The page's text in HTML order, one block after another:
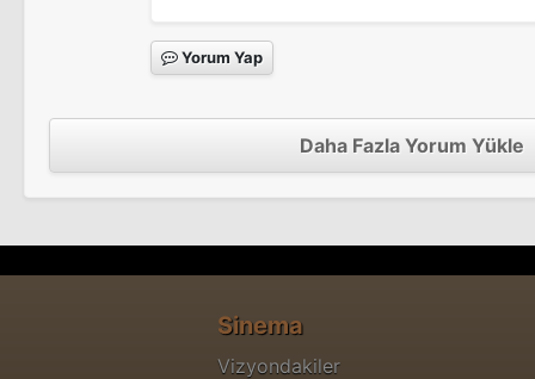
Tv Dizisi
Tv Dizisi
Yorum Yap
Daha Fazla Yorum Yükle
Sinema
Vizyondakiler